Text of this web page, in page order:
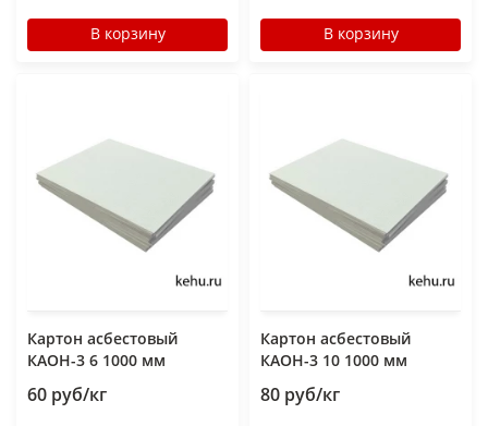
В корзину В корзину
Картон асбестовый
КАОН-3 6 1000 мм
60 руб/кг
Картон асбестовый
КАОН-3 10 1000 мм
80 руб/кг